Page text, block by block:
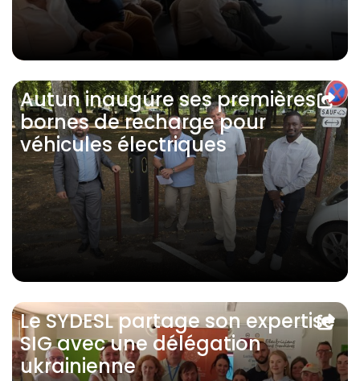
Autun inaugure ses premières
bornes de recharge pour
véhicules électriques
Le SYDESL partage son expertise
SIG avec une délégation
ukrainienne